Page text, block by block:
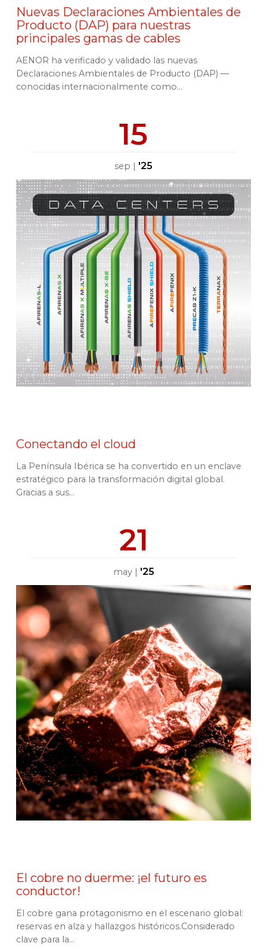
Nuevas Declaraciones Ambientales de
Producto (DAP) para nuestras
principales gamas de cables
AENOR ha verificado y validado las nuevas
Declaraciones Ambientales de Producto (DAP) —
conocidas internacionalmente como...
15
sep | '25
Conectando el cloud
La Península Ibérica se ha convertido en un enclave
estratégico para la transformación digital global.
Gracias a sus...
21
may| '25
El cobre no duerme: ¡el futuro es
conductor!
El cobre gana protagonismo en el escenario global:
reservas en alza y hallazgos históricos.Considerado
clave para la...